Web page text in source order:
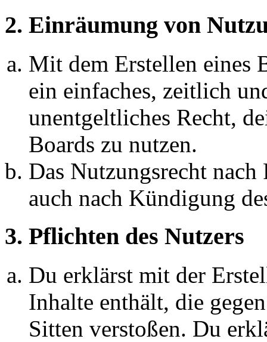
2. Einräumung von
Mit dem Erstellen eines
ein einfaches, zeitlich
unentgeltliches Recht,
Boards zu nutzen.
Das Nutzungsrecht
auch nach Kündigung
3. Pflichten des Nutzers
Du erklärst mit der
Inhalte enthält, die
Sitten verstoßen. Du